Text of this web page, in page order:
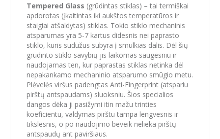
Tempered Glass (grūdintas stiklas) – tai termiškai
apdorotas (įkaitintas iki aukštos temperatūros ir
staigiai atšaldytas) stiklas. Tokio stiklo mechaninis
atsparumas yra 5-7 kartus didesnis nei paprasto
stiklo, kuris sudužus subyra į smulkias dalis. Dėl šių
grūdinto stiklo savybių jis laikomas saugesniu ir
naudojamas ten, kur paprastas stiklas netinka dėl
nepakankamo mechaninio atsparumo smūgio metu.
Plėvelės viršus padengtas Anti-Fingerprint (atspariu
pirštų antspaudams) sluoksniu. Šios specialios
dangos dėka ji pasižymi itin mažu trinties
koeficientu, valdymas pirštu tampa lengvesnis ir
tikslesnis, o po naudojimo beveik nelieka pirštų
antspaudų ant paviršiaus.